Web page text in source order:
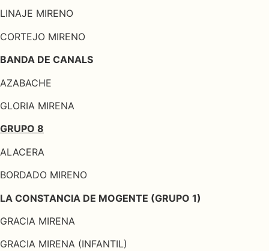
LINAJE MIRENO
CORTEJO MIRENO
BANDA DE CANALS
AZABACHE
GLORIA MIRENA
GRUPO 8
ALACERA
BORDADO MIRENO
LA CONSTANCIA DE MOGENTE (GRUPO 1)
GRACIA MIRENA
GRACIA MIRENA (INFANTIL)